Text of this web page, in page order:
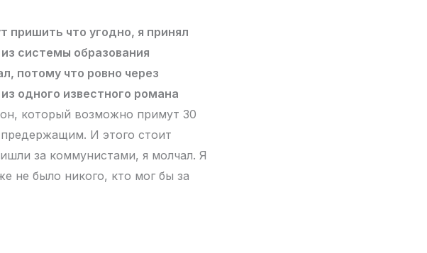
пришить что угодно, я принял
системы образования
потому что ровно через
одного известного романа
который возможно примут 30
И этого стоит
за коммунистами, я молчал. Я
не было никого, кто мог бы за